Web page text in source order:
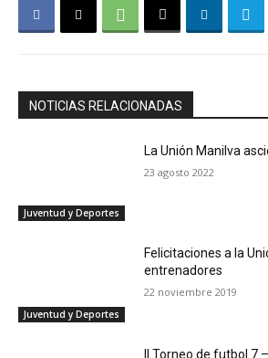
NOTICIAS RELACIONADAS
Juventud y Deportes
La Unión Manilva
23 agosto 2022
Juventud y Deportes
Felicitaciones a la
entrenadores
22 noviembre 2019
II Torneo de futbol 7